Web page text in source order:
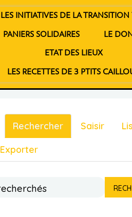
LES INITIATIVES DE LA TRANSITION
PANIERS SOLIDAIRES LE
ETAT DES LIEUX
LES RECETTES DE 3 PTITS
Rechercher Saisir
Exporter